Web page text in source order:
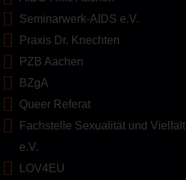
Seminarwerk-AIDS e.V.
Praxis Dr. Knechten
PZB Aachen
BZgA
Queer Referat
Fachstelle Sexualität und Vielfalt
e.V.
LOV4EU